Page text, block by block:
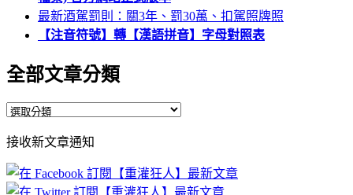
最新酒駕罰則：關3年、罰30萬、扣駕照牌照
【注音符號】轉【漢語拼音】字母對照表
全部文章分類
全
文
章
分
接收新文章通知